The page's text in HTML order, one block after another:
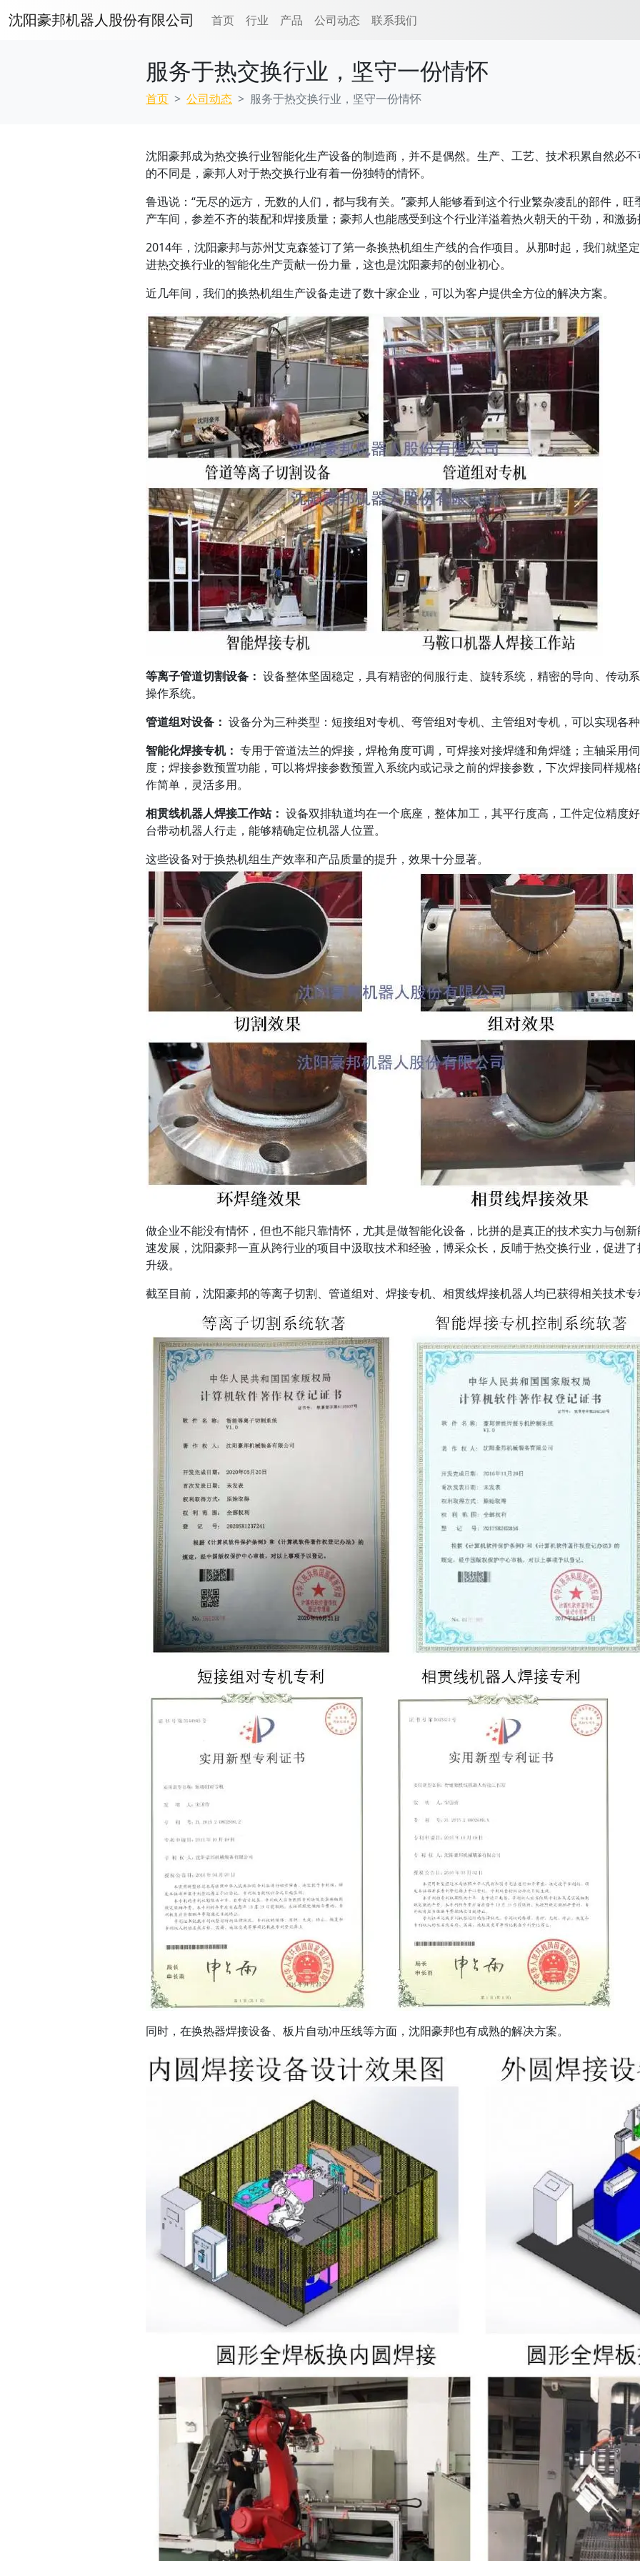
沈阳豪邦机器人股份有限公司 首页 行业 产品 公司动态 联系我们
服务于热交换行业，坚守一份情怀
首页 公司动态 服务于热交换行业，坚守一份情怀
沈阳豪邦成为热交换行业智能化生产设备的制造商，并不是偶然。生产、工艺、技术积累自然必
的不同是，豪邦人对于热交换行业有着一份独特的情怀。
鲁迅说：“无尽的远方，无数的人们，都与我有关。”豪邦人能够看到这个行业繁杂凌乱的部件，
产车间，参差不齐的装配和焊接质量；豪邦人也能感受到这个行业洋溢着热火朝天的干劲，和激
2014年，沈阳豪邦与苏州艾克森签订了第一条换热机组生产线的合作项目。从那时起，我们就坚
进热交换行业的智能化生产贡献一份力量，这也是沈阳豪邦的创业初心。
近几年间，我们的换热机组生产设备走进了数十家企业，可以为客户提供全方位的解决方案。
等离子管道切割设备： 设备整体坚固稳定，具有精密的伺服行走、旋转系统，精密的导向、传动
操作系统。
管道组对设备： 设备分为三种类型：短接组对专机、弯管组对专机、主管组对专机，可以实现各
智能化焊接专机： 专用于管道法兰的焊接，焊枪角度可调，可焊接对接焊缝和角焊缝；主轴采用
度；焊接参数预置功能，可以将焊接参数预置入系统内或记录之前的焊接参数，下次焊接同样规
作简单，灵活多用。
相贯线机器人焊接工作站： 设备双排轨道均在一个底座，整体加工，其平行度高，工件定位精度
台带动机器人行走，能够精确定位机器人位置。
这些设备对于换热机组生产效率和产品质量的提升，效果十分显著。
做企业不能没有情怀，但也不能只靠情怀，尤其是做智能化设备，比拼的是真正的技术实力与创
速发展，沈阳豪邦一直从跨行业的项目中汲取技术和经验，博采众长，反哺于热交换行业，促进
升级。
截至目前，沈阳豪邦的等离子切割、管道组对、焊接专机、相贯线焊接机器人均已获得相关技术
同时，在换热器焊接设备、板片自动冲压线等方面，沈阳豪邦也有成熟的解决方案。